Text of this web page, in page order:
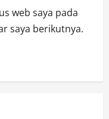
web saya pada
saya berikutnya.